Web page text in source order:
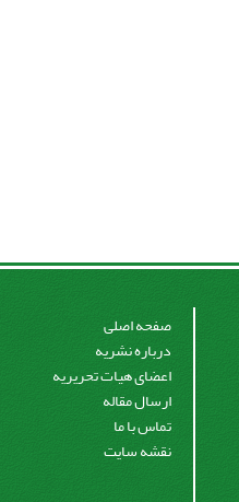
صفحه اصلی
درباره نشریه
اعضای هیات تحریریه
ارسال مقاله
تماس با ما
نقشه سایت